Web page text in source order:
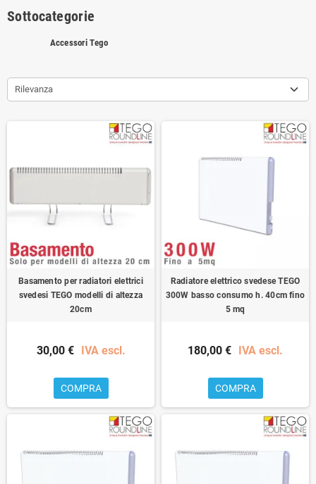
Sottocategorie
Accessori Tego
Rilevanza
Basamento per radiatori elettrici
svedesi TEGO modelli di altezza
20cm
30,00 € IVA escl.
COMPRA
Radiatore elettrico svedese TEGO
300W basso consumo h. 40cm fino
5 mq
180,00 € IVA escl.
COMPRA